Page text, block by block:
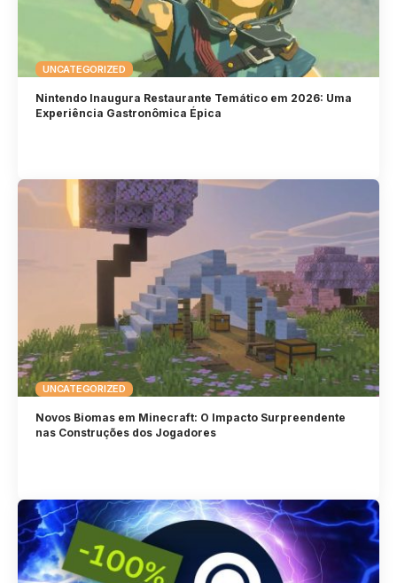
UNCATEGORIZED
Nintendo Inaugura Restaurante Temático em 2026: Uma
Experiência Gastronômica Épica
UNCATEGORIZED
Novos Biomas em Minecraft: O Impacto Surpreendente
nas Construções dos Jogadores